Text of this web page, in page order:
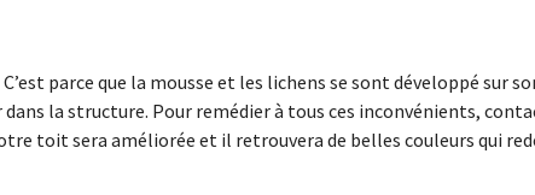
parce que la mousse et les lichens se sont développé sur
la structure. Pour remédier à tous ces inconvénients,
toit sera améliorée et il retrouvera de belles couleurs qui